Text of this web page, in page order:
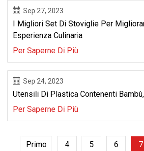
Sep 27, 2023
I Migliori Set Di Stoviglie Per
Esperienza Culinaria
Per Saperne Di Più
Sep 24, 2023
Utensili Di Plastica Contenenti
Per Saperne Di Più
Primo 4 5 6 7